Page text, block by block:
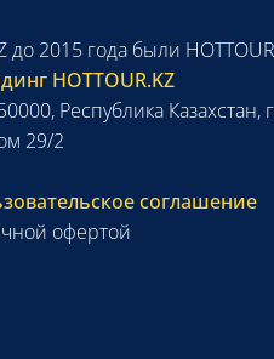
до 2015 года были
HOTTOUR.KZ
Республика Казахстан,
29/2
соглашение
офертой